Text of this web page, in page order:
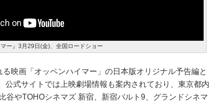
ー』3月29日(金)、全国ロードショー
映画「オッペンハイマー」の日本版オリジナル予告編と
公式サイトでは上映劇場情報も案内されており、東京都内
谷やTOHOシネマズ 新宿、新宿バルト9、グランドシネマ